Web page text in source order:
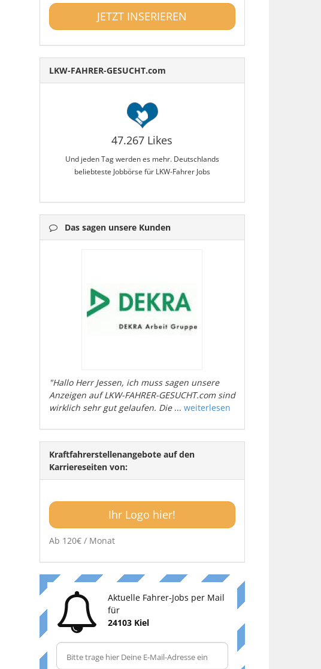
JETZT INSERIEREN
LKW-FAHRER-GESUCHT.com
47.267 Likes
Und jeden Tag werden es mehr. Deutschlands
beliebteste Jobbörse für LKW-Fahrer Jobs
Das sagen unsere Kunden
"Hallo Herr Jessen, ich muss sagen unsere
Anzeigen auf LKW-FAHRER-GESUCHT.com sind
wirklich sehr gut gelaufen. Die... weiterlesen
Kraftfahrerstellenangebote auf den
Karriereseiten von:
Ihr Logo hier!
Ab 120€ / Monat
Aktuelle Fahrer-Jobs per Mail
für
24103 Kiel